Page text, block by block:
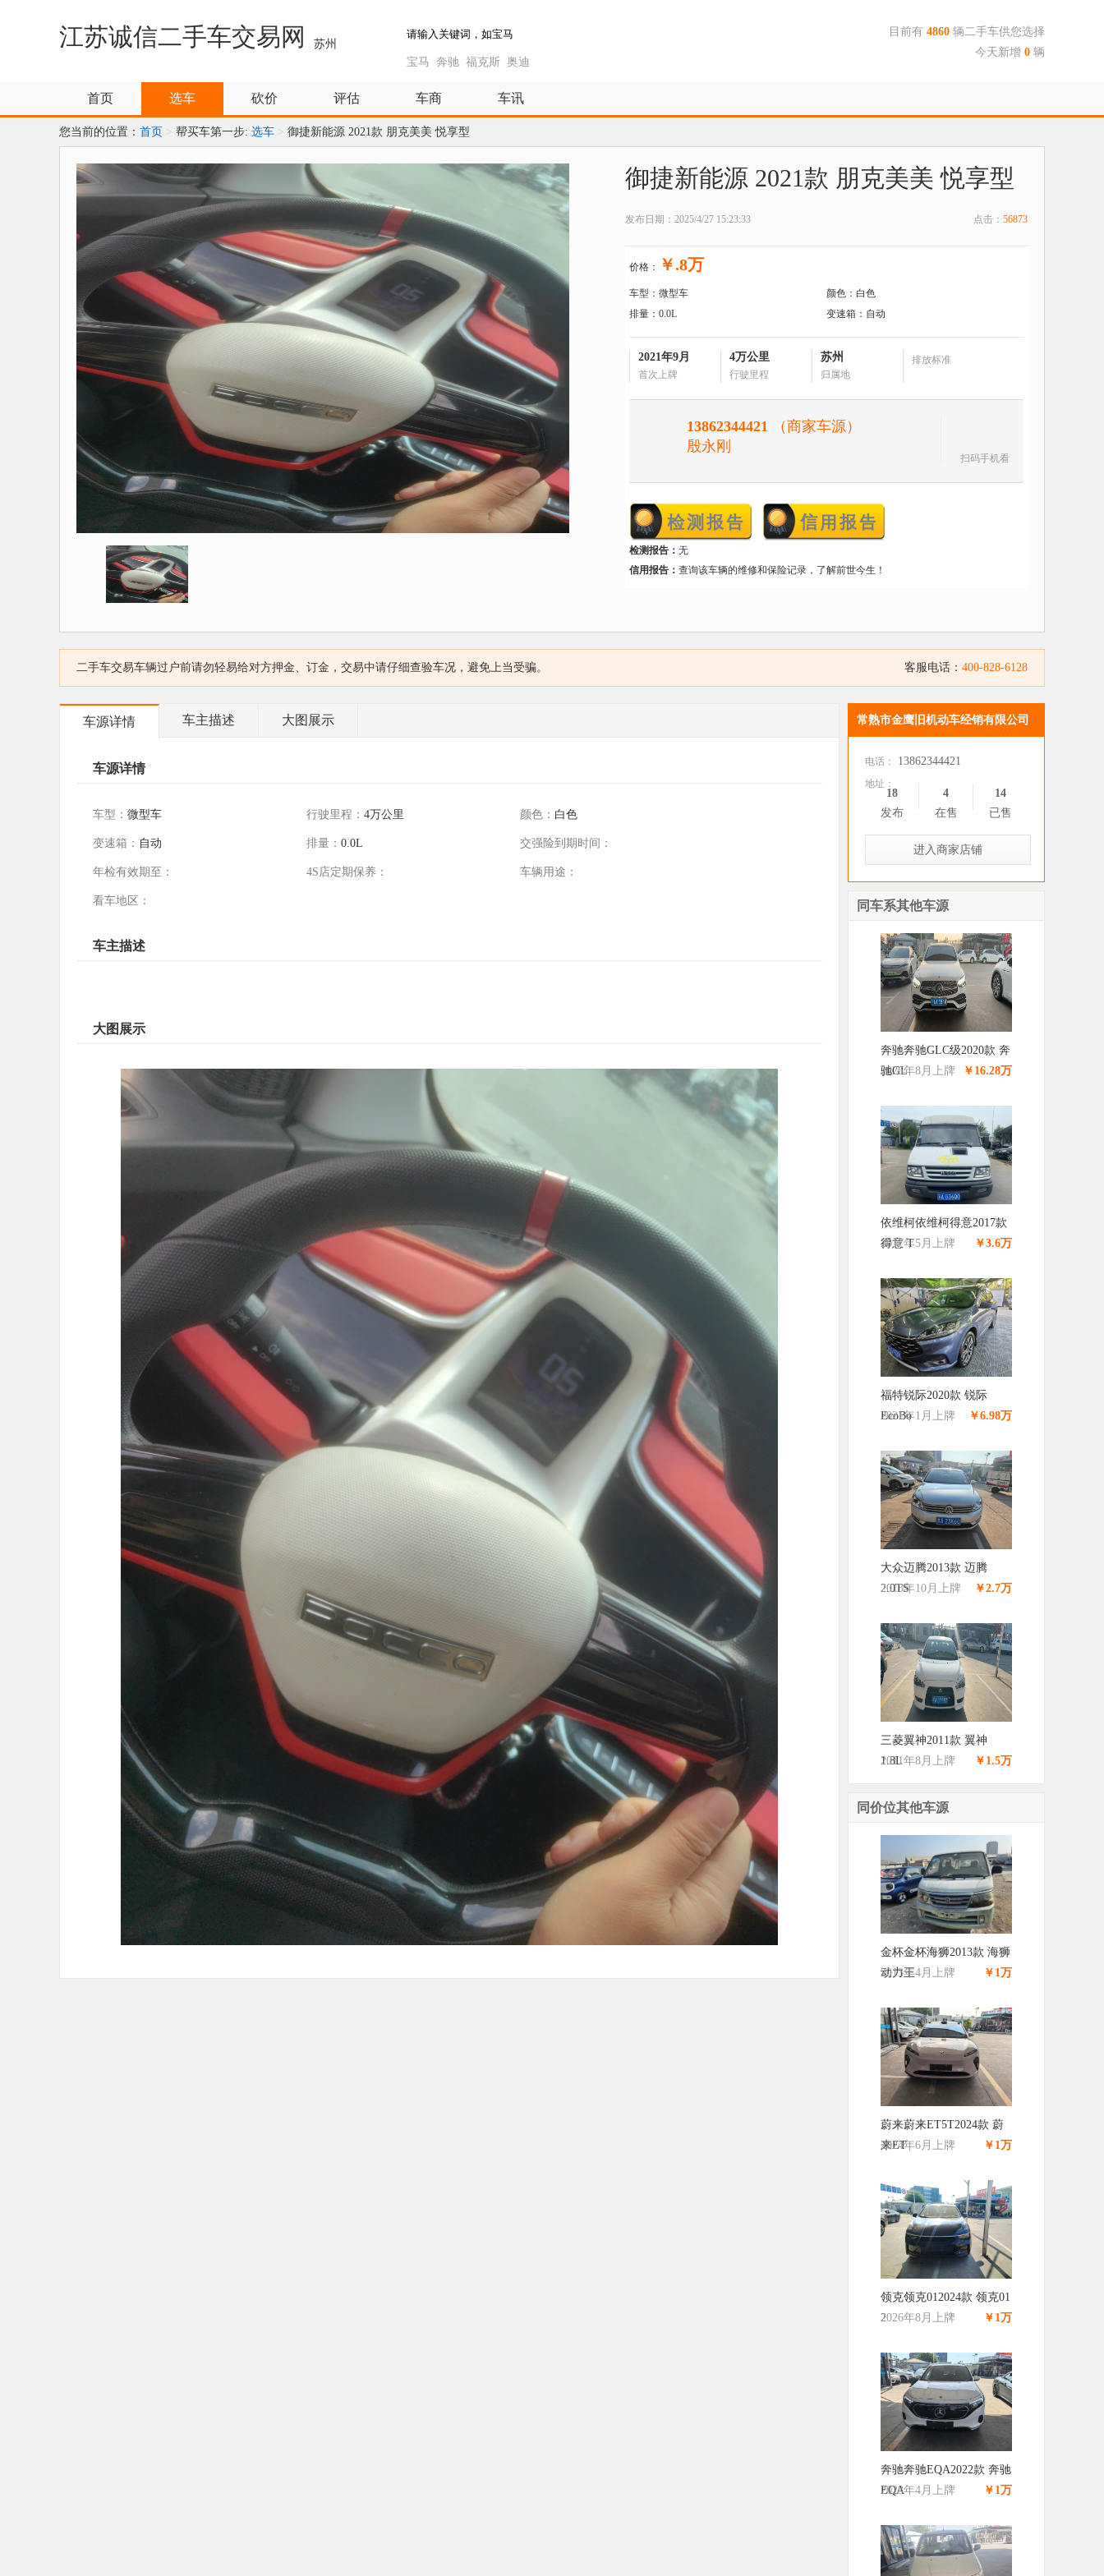
江苏诚信二手车交易网
苏州
宝马
奔驰 福克斯 奥迪
目前有 4860 辆二手车供您选择
今天新增 0 辆
首页 选车 砍价 评估 车商 车讯
您当前的位置： 首页 > 帮买车第一步: 选车 > 御捷新能源 2021款 朋克美美 悦享型
御捷新能源 2021款 朋克美美 悦享型
点击： 56873
发布日期：2025/4/27 15:23:33
价格： ￥.8万
车型：微型车
颜色：白色
排量：0.0L
变速箱：自动
2021年9月
首次上牌
4万公里
行驶里程
苏州
归属地
排放标准
13862344421 （商家车源）
殷永刚
扫码手机看
检测报告： 无
信用报告： 查询该车辆的维修和保险记录，了解前世今生！
客服电话： 400-828-6128
二手车交易车辆过户前请勿轻易给对方押金、订金，交易中请仔细查验车况，避免上当受骗。
车源详情 车主描述 大图展示
车源详情
车型： 微型车 行驶里程： 4万公里 颜色： 白色
变速箱： 自动 排量： 0.0L 交强险到期时间：
年检有效期至： 4S店定期保养： 车辆用途：
看车地区：
车主描述
大图展示
常熟市金鹰旧机动车经销有限公司
电话： 13862344421
地址：
18
发布
4
在售
14
已售
进入商家店铺
同车系其他车源
奔驰奔驰GLC级2020款 奔
驰GL
￥16.28万
2026年8月上牌
依维柯依维柯得意2017款
得意 T
￥3.6万
2017年5月上牌
福特锐际2020款 锐际
EcoBo
￥6.98万
2021年1月上牌
大众迈腾2013款 迈腾
2.0TS
￥2.7万
2013年10月上牌
三菱翼神2011款 翼神
1.8L
￥1.5万
2011年8月上牌
同价位其他车源
金杯金杯海狮2013款 海狮
动力王
￥1万
2013年4月上牌
蔚来蔚来ET5T2024款 蔚
来ET
￥1万
2024年6月上牌
领克领克012024款 领克01
2
￥1万
2026年8月上牌
奔驰奔驰EQA2022款 奔驰
EQA
￥1万
2023年4月上牌